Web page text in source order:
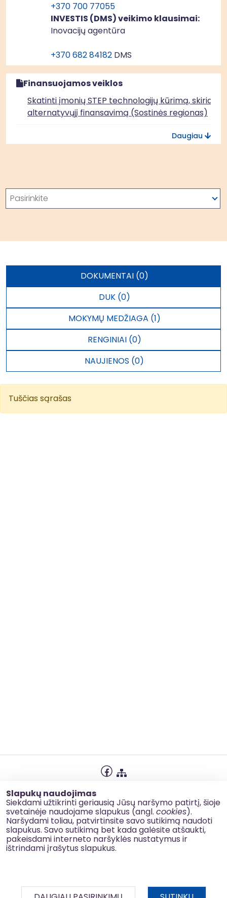
Slapukų naudojimas
Siekdami užtikrinti geriausią Jūsų naršymo patirtį, šioje
svetainėje naudojame slapukus (angl. cookies).
Naršydami toliau, patvirtinsite savo sutikimą naudoti
slapukus. Savo sutikimą bet kada galėsite atšaukti,
pakeisdami interneto naršyklės nustatymus ir
ištrindami įrašytus slapukus.
+370 700 77055
INVESTIS (DMS) veikimo klausimai:
Inovacijų agentūra
+370 682 84182 DMS
Finansuojamos veiklos
Skatinti įmonių STEP technologijų kūrimą, skiriant
alternatyvųjį finansavimą (Sostinės regionas)
Skatinti įmonių STEP technologijų kūrimą, skiriant
alternatyvųjį finansavimą (Vidurio ir Vakarų
Daugiau
Paieška
Pasirinkite
DOKUMENTAI (0)
DUK (0)
MOKYMŲ MEDŽIAGA (1)
RENGINIAI (0)
NAUJIENOS (0)
Tuščias sąrašas
Slapukų naudojimas
Korupcijos prevencija
Kontaktai